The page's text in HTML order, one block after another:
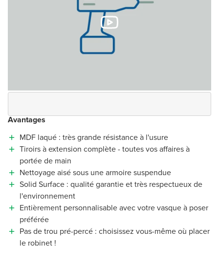
Avantages
MDF laqué : très grande résistance à l'usure
Tiroirs à extension complète - toutes vos affaires à
portée de main
Nettoyage aisé sous une armoire suspendue
Solid Surface : qualité garantie et très respectueux de
l'environnement
Entièrement personnalisable avec votre vasque à poser
préférée
Pas de trou pré-percé : choisissez vous-même où placer
le robinet !